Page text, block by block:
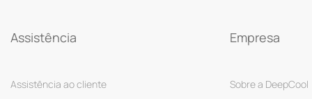
Assistência
Assistência ao cliente
Empresa
Sobre a DeepCool